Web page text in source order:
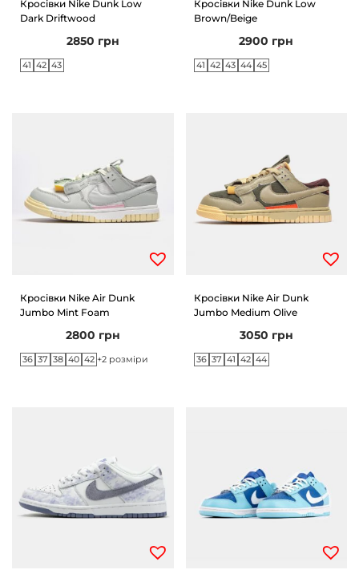
Кросівки Nike Dunk Low
Dark Driftwood
2850 грн
41 42 43
Кросівки Nike Dunk Low
Brown/Beige
2900 грн
41 42 43 44 45
Кросівки Nike Air Dunk
Jumbo Mint Foam
2800 грн
36 37 38 40 42 +2 розміри
Кросівки Nike Air Dunk
Jumbo Medium Olive
3050 грн
36 37 41 42 44